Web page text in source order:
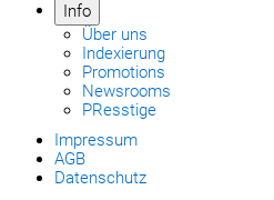
Info
Über uns
Indexierung
Promotions
Newsrooms
PResstige
Impressum
AGB
Datenschutz